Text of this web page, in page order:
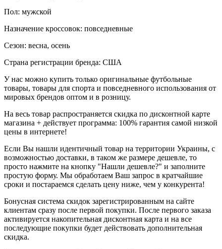
Пол: мужской
Назначение кроссовок: повседневные
Сезон: весна, осень
Страна регистрации бренда: США
У нас можно купить только оригинальные футбольные
товары, товары для спорта и повседневного использования от
мировых брендов оптом и в розницу.
На весь товар распространяется скидка по дисконтной карте
магазина + действует программа: 100% гарантия самой низкой
цены в интернете!
Если Вы нашли идентичный товар на территории Украины, с
возможностью доставки, в таком же размере дешевле, то
просто нажмите на кнопку "Нашли дешевле?" и заполните
простую форму. Мы обработаем Ваш запрос в кратчайшие
сроки и постараемся сделать цену ниже, чем у конкурента!
Бонусная система скидок зарегистрированным на сайте
клиентам сразу после первой покупки. После первого заказа
активируется накопительная дисконтная карта и на все
последующие покупки будет действовать дополнительная
скидка.